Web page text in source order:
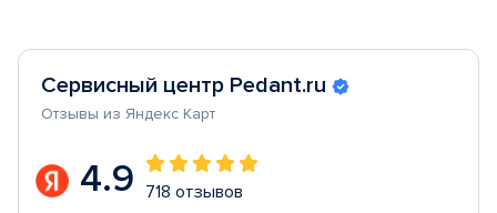
Сервисный центр Pedant.ru
Отзывы из Яндекс Карт
4.9 718 отзывов